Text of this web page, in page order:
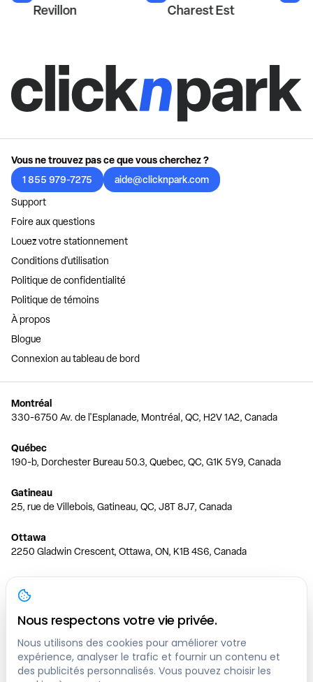
Revillon
Charest Est
Vous ne trouvez pas ce que vous cherchez ?
1 855 979-7275
aide@clicknpark.com
Support
Foire aux questions
Louez votre stationnement
Conditions d'utilisation
Politique de confidentialité
Politique de témoins
À propos
Blogue
Connexion au tableau de bord
Montréal
330-6750 Av. de l'Esplanade, Montréal, QC, H2V 1A2, Canada
Québec
190-b, Dorchester Bureau 50.3, Quebec, QC, G1K 5Y9, Canada
Gatineau
25, rue de Villebois, Gatineau, QC, J8T 8J7, Canada
Ottawa
2250 Gladwin Crescent, Ottawa, ON, K1B 4S6, Canada
Toronto
150 Ferrand Dr, 6th Floor, Toronto, ON, M3C 3E5, Canada
Vancouver
1200 W 73rd Ave #1415, Vancouver, BC, V6P 6G5, Canada
Calgary
Nous respectons votre vie privée.
Nous utilisons des cookies pour améliorer votre
expérience, analyser le trafic et fournir un contenu et
des publicités personnalisés. Vous pouvez choisir les